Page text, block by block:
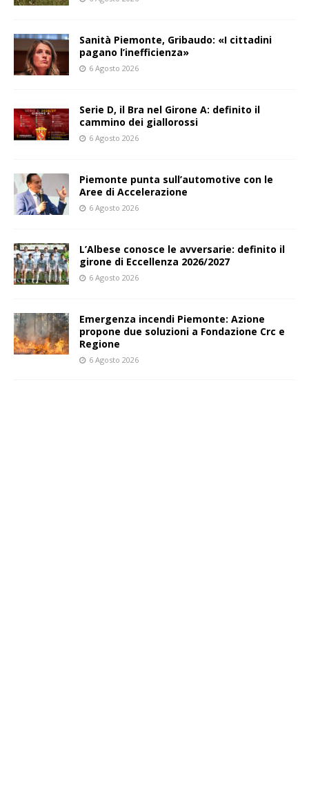
Sanità Piemonte, Gribaudo: «I cittadini
pagano l’inefficienza»
6 Agosto 2026
Serie D, il Bra nel Girone A: definito il
cammino dei giallorossi
6 Agosto 2026
Piemonte punta sull’automotive con le
Aree di Accelerazione
6 Agosto 2026
L’Albese conosce le avversarie: definito il
girone di Eccellenza 2026/2027
6 Agosto 2026
Emergenza incendi Piemonte: Azione
propone due soluzioni a Fondazione Crc e
Regione
6 Agosto 2026